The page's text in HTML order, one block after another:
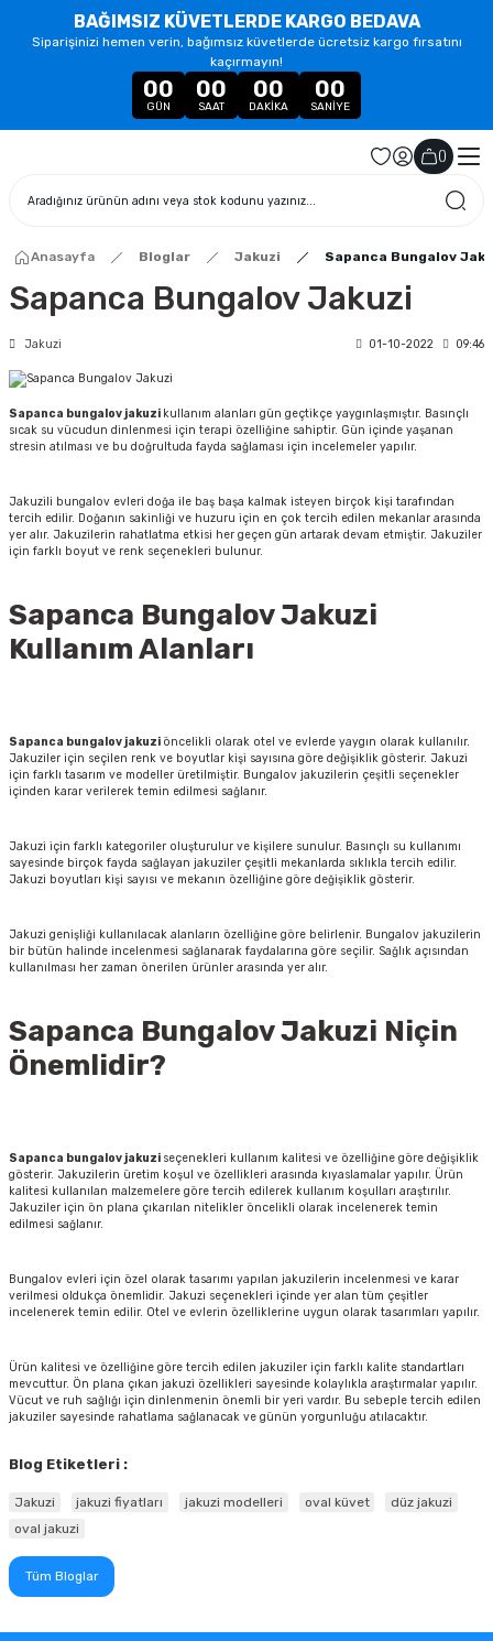
BAĞIMSIZ KÜVETLERDE KARGO BEDAVA
Siparişinizi hemen verin, bağımsız küvetlerde ücretsiz kargo fırsatını
kaçırmayın!
00
GÜN
00
SAAT
00
DAKIKA
00
SANIYE
()
Anasayfa Bloglar Jakuzi Sapanca Bungalov
Sapanca Bungalov Jakuzi
Jakuzi 01-10-2022 09:46
Sapanca bungalov jakuzi kullanım alanları gün geçtikçe yaygınlaşmıştır. Basınçlı
sıcak su vücudun dinlenmesi için terapi özelliğine sahiptir. Gün içinde yaşanan
stresin atılması ve bu doğrultuda fayda sağlaması için incelemeler yapılır.
Jakuzili bungalov evleri doğa ile baş başa kalmak isteyen birçok kişi tarafından
tercih edilir. Doğanın sakinliği ve huzuru için en çok tercih edilen mekanlar arasında
yer alır. Jakuzilerin rahatlatma etkisi her geçen gün artarak devam etmiştir. Jakuziler
için farklı boyut ve renk seçenekleri bulunur.
Sapanca Bungalov Jakuzi
Kullanım Alanları
Sapanca bungalov jakuzi öncelikli olarak otel ve evlerde yaygın olarak kullanılır.
Jakuziler için seçilen renk ve boyutlar kişi sayısına göre değişiklik gösterir. Jakuzi
için farklı tasarım ve modeller üretilmiştir. Bungalov jakuzilerin çeşitli seçenekler
içinden karar verilerek temin edilmesi sağlanır.
Jakuzi için farklı kategoriler oluşturulur ve kişilere sunulur. Basınçlı su kullanımı
sayesinde birçok fayda sağlayan jakuziler çeşitli mekanlarda sıklıkla tercih edilir.
Jakuzi boyutları kişi sayısı ve mekanın özelliğine göre değişiklik gösterir.
Jakuzi genişliği kullanılacak alanların özelliğine göre belirlenir. Bungalov jakuzilerin
bir bütün halinde incelenmesi sağlanarak faydalarına göre seçilir. Sağlık açısından
kullanılması her zaman önerilen ürünler arasında yer alır.
Sapanca Bungalov Jakuzi Niçin
Önemlidir?
Sapanca bungalov jakuzi seçenekleri kullanım kalitesi ve özelliğine göre değişiklik
gösterir. Jakuzilerin üretim koşul ve özellikleri arasında kıyaslamalar yapılır. Ürün
kalitesi kullanılan malzemelere göre tercih edilerek kullanım koşulları araştırılır.
Jakuziler için ön plana çıkarılan nitelikler öncelikli olarak incelenerek temin
edilmesi sağlanır.
Bungalov evleri için özel olarak tasarımı yapılan jakuzilerin incelenmesi ve karar
verilmesi oldukça önemlidir. Jakuzi seçenekleri içinde yer alan tüm çeşitler
incelenerek temin edilir. Otel ve evlerin özelliklerine uygun olarak tasarımları yapılır.
Ürün kalitesi ve özelliğine göre tercih edilen jakuziler için farklı kalite standartları
mevcuttur. Ön plana çıkan jakuzi özellikleri sayesinde kolaylıkla araştırmalar yapılır.
Vücut ve ruh sağlığı için dinlenmenin önemli bir yeri vardır. Bu sebeple tercih edilen
jakuziler sayesinde rahatlama sağlanacak ve günün yorgunluğu atılacaktır.
Blog Etiketleri :
Jakuzi jakuzi fiyatları jakuzi modelleri oval küvet
düz jakuzi
oval jakuzi
Tüm Bloglar